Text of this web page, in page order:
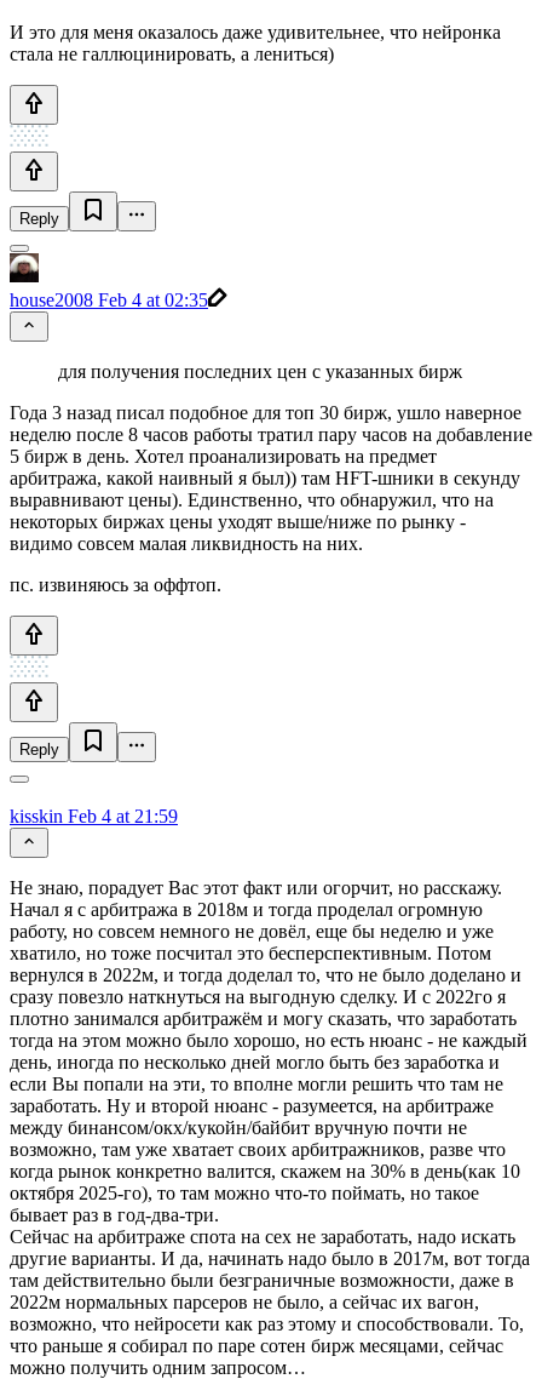
И это для меня оказалось даже удивительнее, что нейронка
стала не галлюцинировать, а лениться)
Reply
house2008 Feb 4 at 02:35
для получения последних цен с указанных бирж
Года 3 назад писал подобное для топ 30 бирж, ушло наверное
неделю после 8 часов работы тратил пару часов на добавление
5 бирж в день. Хотел проанализировать на предмет
арбитража, какой наивный я был)) там HFT-шники в секунду
выравнивают цены). Единственно, что обнаружил, что на
некоторых биржах цены уходят выше/ниже по рынку -
видимо совсем малая ликвидность на них.
пс. извиняюсь за оффтоп.
Reply
kisskin Feb 4 at 21:59
Не знаю, порадует Вас этот факт или огорчит, но расскажу.
Начал я с арбитража в 2018м и тогда проделал огромную
работу, но совсем немного не довёл, еще бы неделю и уже
хватило, но тоже посчитал это бесперспективным. Потом
вернулся в 2022м, и тогда доделал то, что не было доделано и
сразу повезло наткнуться на выгодную сделку. И с 2022го я
плотно занимался арбитражём и могу сказать, что заработать
тогда на этом можно было хорошо, но есть нюанс - не каждый
день, иногда по несколько дней могло быть без заработка и
если Вы попали на эти, то вполне могли решить что там не
заработать. Ну и второй нюанс - разумеется, на арбитраже
между бинансом/окх/кукойн/байбит вручную почти не
возможно, там уже хватает своих арбитражников, разве что
когда рынок конкретно валится, скажем на 30% в день(как 10
октября 2025-го), то там можно что-то поймать, но такое
бывает раз в год-два-три.
Сейчас на арбитраже спота на cex не заработать, надо искать
другие варианты. И да, начинать надо было в 2017м, вот тогда
там действительно были безграничные возможности, даже в
2022м нормальных парсеров не было, а сейчас их вагон,
возможно, что нейросети как раз этому и способствовали. То,
что раньше я собирал по паре сотен бирж месяцами, сейчас
можно получить одним запросом…